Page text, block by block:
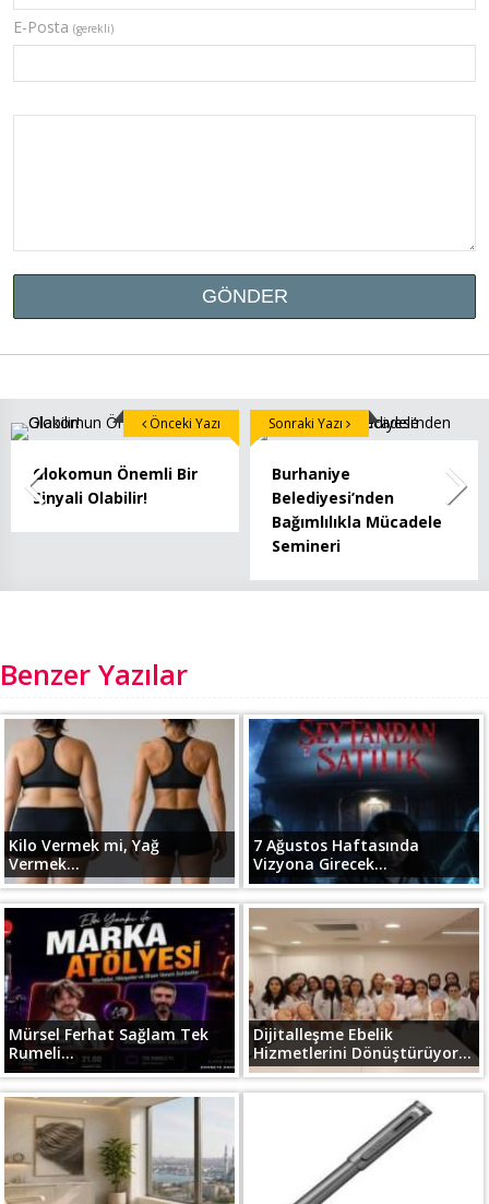
E-Posta (gerekli)
Glokomun Önemli Bir
Sinyali Olabilir!
Önceki Yazı
Burhaniye
Belediyesi’nden
Bağımlılıkla Mücadele
Semineri
Sonraki Yazı
Benzer Yazılar
Kilo Vermek mi, Yağ
Vermek...
7 Ağustos Haftasında
Vizyona Girecek...
Mürsel Ferhat Sağlam Tek
Rumeli...
Dijitalleşme Ebelik
Hizmetlerini Dönüştürüyor...